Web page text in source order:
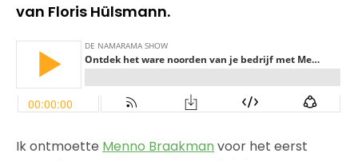
van Floris Hülsmann.
Ik ontmoette Menno Braakman voor het eerst